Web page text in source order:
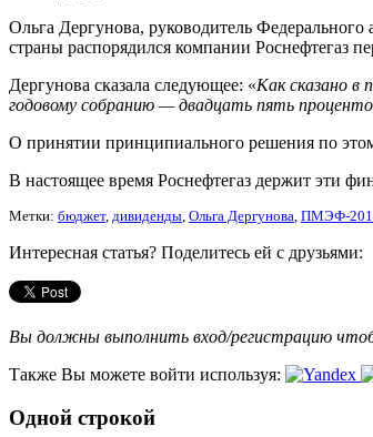
Ольга Дергунова, руководитель
страны распорядился компании Роснефтегаз
Дергунова сказала следующее: «Как сказано в
годовому собранию — двадцать пять
О принятии принципиального решения по
В настоящее время Роснефтегаз держит эти
Метки: бюджет, дивиденды, Ольга Дергунова, ПМЭФ-
Интересная статья? Поделитесь ей с друзьями:
Вы должны выполнить вход/регистрацию
Также Вы можете войти используя:
Одной строкой